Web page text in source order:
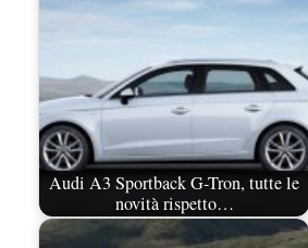
Audi A3 Sportback G-Tron, tutte le
novità rispetto…